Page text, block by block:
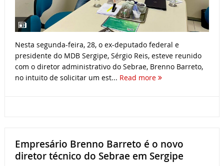
Nesta segunda-feira, 28, o ex-deputado federal e
presidente do MDB Sergipe, Sérgio Reis, esteve reunido
com o diretor administrativo do Sebrae, Brenno Barreto,
no intuito de solicitar um est... Read more
Empresário Brenno Barreto é o novo
diretor técnico do Sebrae em Sergipe